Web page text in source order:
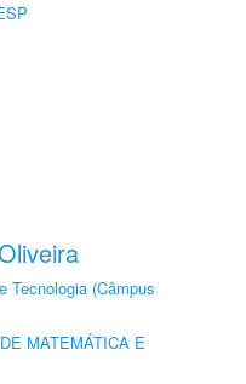
Tecnologia (Câmpus
MATEMÁTICA E